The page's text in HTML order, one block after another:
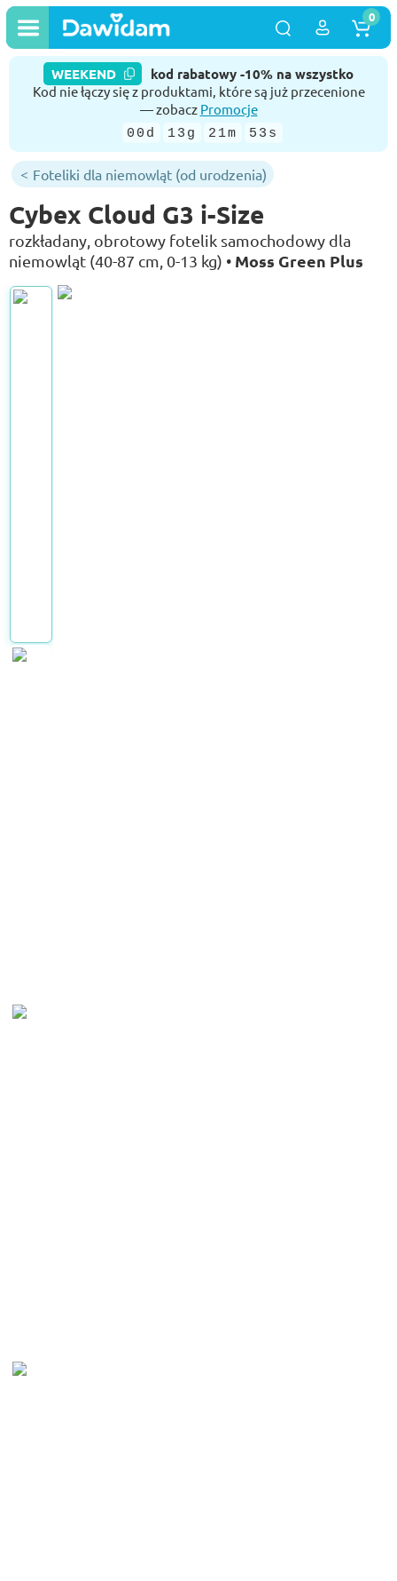
WEEKEND kod rabatowy -10% na wszystko
Kod nie łączy się z produktami, które są już przecenione
— zobacz Promocje
00d 13g 21m 52s
0
Foteliki dla niemowląt (od urodzenia)
Cybex Cloud G3 i-Size
rozkładany, obrotowy fotelik samochodowy dla
niemowląt (40-87 cm, 0-13 kg) • Moss Green Plus